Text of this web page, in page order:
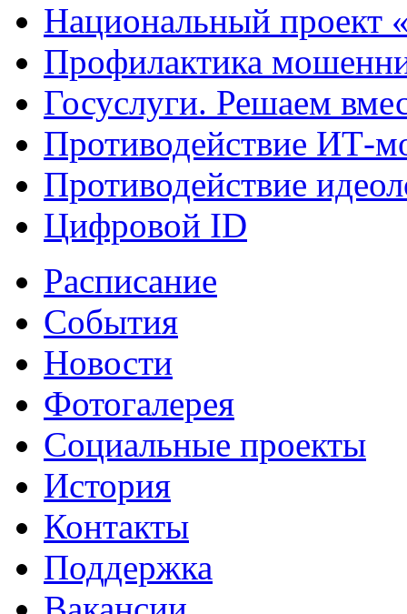
Национальный проект
Профилактика
Госуслуги. Решаем
Противодействие ИТ-
Противодействие
Цифровой ID
Расписание
События
Новости
Фотогалерея
Социальные проекты
История
Контакты
Поддержка